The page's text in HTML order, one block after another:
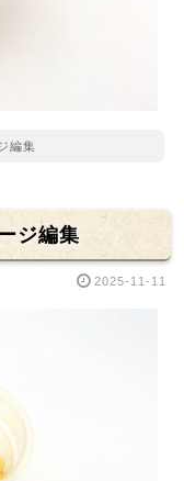
編集
ジ編集
2025-11-11